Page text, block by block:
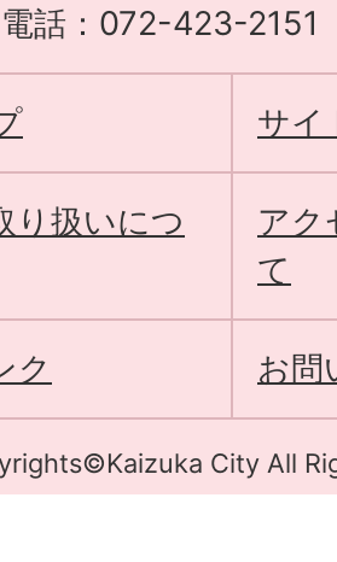
電話：072-423-2151
サイ
り扱いにつ
アク
て
ク お問
City All